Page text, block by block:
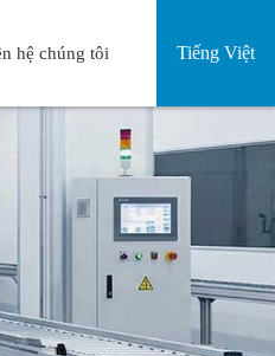
Tiếng Việt
hệ chúng tôi